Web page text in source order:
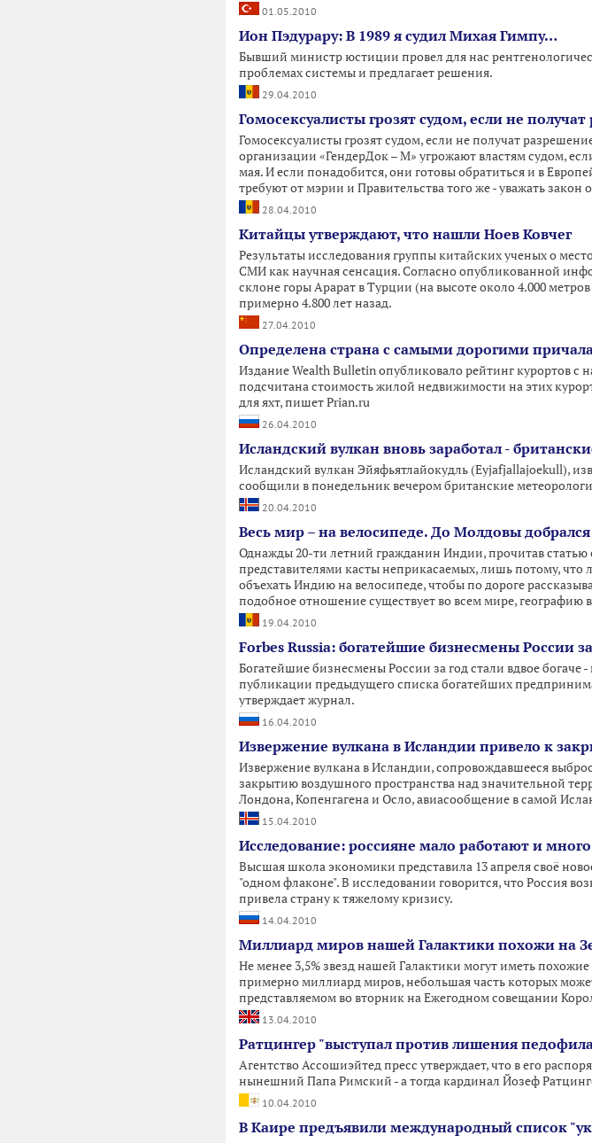
01.05.2010
Ион Пэдурару: В 1989 я судил Михая Гимпу…
Бывший министр юстиции провел для нас
проблемах системы и предлагает решения.
29.04.2010
Гомосексуалисты грозят судом, если не
Гомосексуалисты грозят судом, если не получат
организации «ГендерДок – М» угрожают властям судом,
мая. И если понадобится, они готовы обратиться и в
требуют от мэрии и Правительства того же - уважать закон
28.04.2010
Китайцы утверждают, что нашли Ноев Ковчег
Результаты исследования группы китайских ученых о
СМИ как научная сенсация. Согласно опубликованной
склоне горы Арарат в Турции (на высоте около 4.000
примерно 4.800 лет назад.
27.04.2010
Определена страна с самыми дорогими
Издание Wealth Bulletin опубликовало рейтинг курортов с
подсчитана стоимость жилой недвижимости на этих
для яхт, пишет Prian.ru
26.04.2010
Исландский вулкан вновь заработал -
Исландский вулкан Эйяфьятлайокудль (Eyjafjallajoekull),
сообщили в понедельник вечером британские
20.04.2010
Весь мир – на велосипеде. До Молдовы
Однажды 20-ти летний гражданин Индии, прочитав
представителями касты неприкасаемых, лишь потому,
объехать Индию на велосипеде, чтобы по дороге
подобное отношение существует во всем мире,
19.04.2010
Forbes Russia: богатейшие бизнесмены России
Богатейшие бизнесмены России за год стали вдвое
публикации предыдущего списка богатейших
утверждает журнал.
16.04.2010
Извержение вулкана в Исландии привело к
Извержение вулкана в Исландии, сопровождавшееся
закрытию воздушного пространства над значительной
Лондона, Копенгагена и Осло, авиасообщение в самой
15.04.2010
Исследование: россияне мало работают и
Высшая школа экономики представила 13 апреля своё
"одном флаконе". В исследовании говорится, что Россия
привела страну к тяжелому кризису.
14.04.2010
Миллиард миров нашей Галактики похожи на
Не менее 3,5% звезд нашей Галактики могут иметь
примерно миллиард миров, небольшая часть которых
представляемом во вторник на Ежегодном совещании
13.04.2010
Ратцингер "выступал против лишения
Агентство Ассошиэйтед пресс утверждает, что в его
нынешний Папа Римский - а тогда кардинал Йозеф
10.04.2010
В Каире предъявили международный список